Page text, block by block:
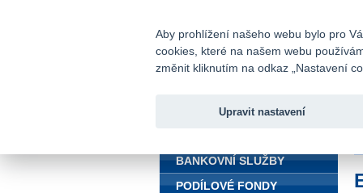
Fio banka
BANKOVNÍ SLUŽBY
PODÍLOVÉ FONDY
Aby prohlížení našeho webu bylo pro
cookies, které na našem webu
změnit kliknutím na odkaz „Nastavení
Upravit nastavení